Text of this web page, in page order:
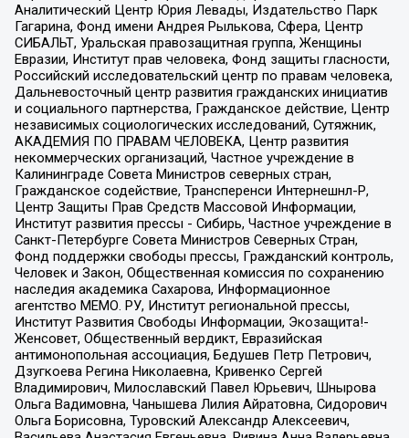
Аналитический Центр Юрия Левады, Издательство Парк
Гагарина, Фонд имени Андрея Рылькова, Сфера, Центр
СИБАЛЬТ, Уральская правозащитная группа, Женщины
Евразии, Институт прав человека, Фонд защиты гласности,
Российский исследовательский центр по правам человека,
Дальневосточный центр развития гражданских инициатив
и социального партнерства, Гражданское действие, Центр
независимых социологических исследований, Сутяжник,
АКАДЕМИЯ ПО ПРАВАМ ЧЕЛОВЕКА, Центр развития
некоммерческих организаций, Частное учреждение в
Калининграде Совета Министров северных стран,
Гражданское содействие, Трансперенси Интернешнл-Р,
Центр Защиты Прав Средств Массовой Информации,
Институт развития прессы - Сибирь, Частное учреждение в
Санкт-Петербурге Совета Министров Северных Стран,
Фонд поддержки свободы прессы, Гражданский контроль,
Человек и Закон, Общественная комиссия по сохранению
наследия академика Сахарова, Информационное
агентство МЕМО. РУ, Институт региональной прессы,
Институт Развития Свободы Информации, Экозащита!-
Женсовет, Общественный вердикт, Евразийская
антимонопольная ассоциация, Бедушев Петр Петрович,
Дзугкоева Регина Николаевна, Кривенко Сергей
Владимирович, Милославский Павел Юрьевич, Шнырова
Ольга Вадимовна, Чанышева Лилия Айратовна, Сидорович
Ольга Борисовна, Туровский Александр Алексеевич,